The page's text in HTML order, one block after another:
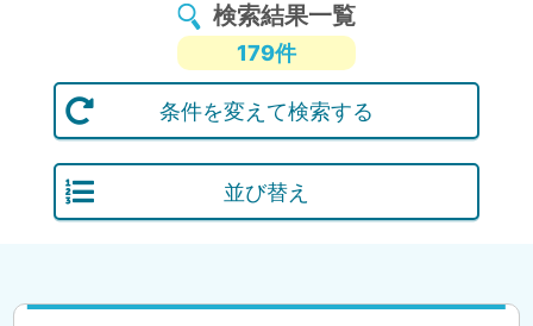
検索結果一覧
179件
条件を変えて検索する
並び替え